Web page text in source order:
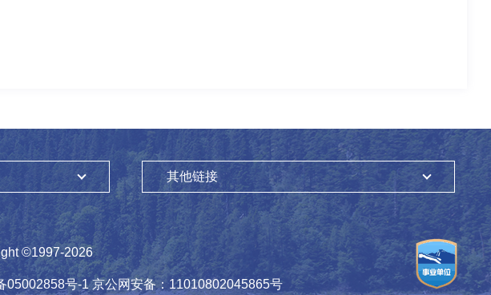
其他链接
©1997-2026
05002858号-1 京公网安备：11010802045865号